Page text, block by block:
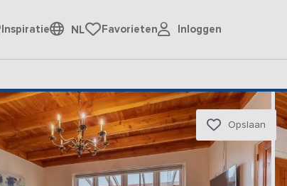
Inspiratie NL Favorieten Inloggen
Opslaan